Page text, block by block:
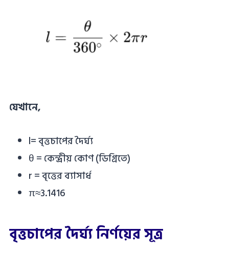
যেখানে,
l= বৃত্তচাপের দৈর্ঘ্য
θ = কেন্দ্রীয় কোণ (ডিগ্রিতে)
r = বৃত্তের ব্যাসার্ধ
π≈3.1416
বৃত্তচাপের দৈর্ঘ্য নির্ণয়ের সূত্র